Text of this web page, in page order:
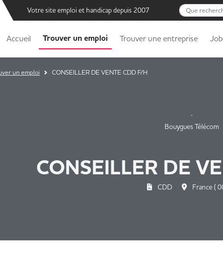
Votre site emploi et handicap depuis 2007 Que
Accueil Trouver un emploi Trouver une entreprise
un emploi CONSEILLER DE VENTE CDD F/H
Bouygues Télécom
CONSEILLER DE
CDD France (